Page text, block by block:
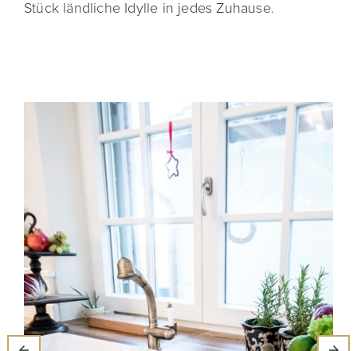
Stück ländliche Idylle in jedes Zuhause.